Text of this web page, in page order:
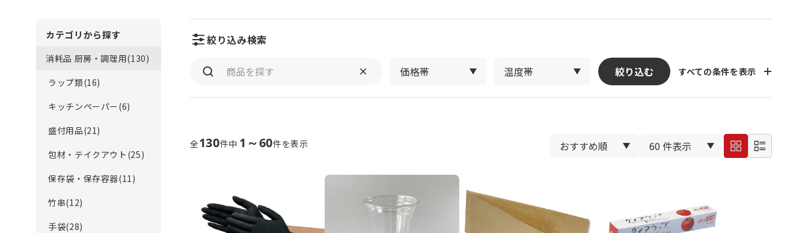
絞り込み検索
価格帯 温度帯 絞り込む すべての条件を表示
全130件中 1～60件を表示
カテゴリから探す
消耗品 厨房・調理用(130)
ラップ類(16)
キッチンペーパー(6)
盛付用品(21)
包材・テイクアウト(25)
保存袋・保存容器(11)
竹串(12)
手袋(28)